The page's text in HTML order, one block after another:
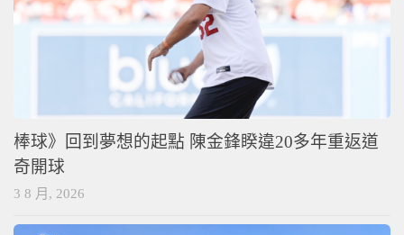
棒球》回到夢想的起點 陳金鋒睽違20多年重返道
奇開球